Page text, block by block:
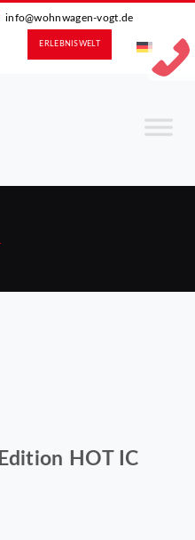
info@wohnwagen-vogt.de
ERLEBNIS­WELT
HOT IC